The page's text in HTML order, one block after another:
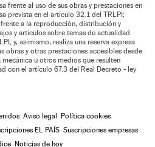
frente al uso de sus obras y prestaciones en
prevista en el artículo 32.1 del TRLPI;
a la reproducción, distribución y
y artículos sobre temas de actualidad
y, asimismo, realiza una reserva expresa
obras y otras prestaciones accesibles desde
u otros medios que resulten
con el artículo 67.3 del Real Decreto - ley
Aviso legal Política cookies
EL PAÍS Suscripciones empresas
Noticias de hoy